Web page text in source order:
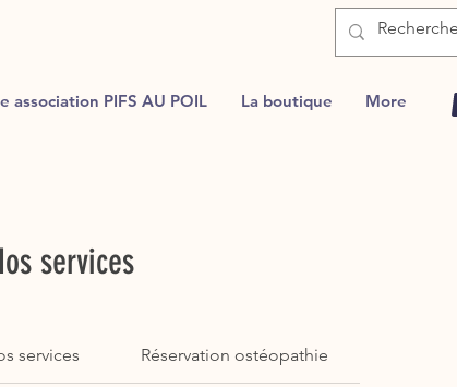
association PIFS AU POIL La boutique More
services
services Réservation ostéopathie